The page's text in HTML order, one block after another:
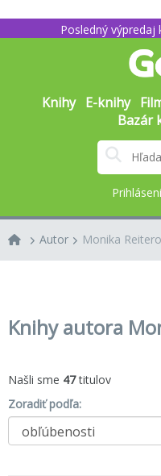
Posledný výpredaj
Knihy E-knihy
Bazár
Autor Monika
Knihy autora
Našli sme 47titulov
Zoradiť podľa: